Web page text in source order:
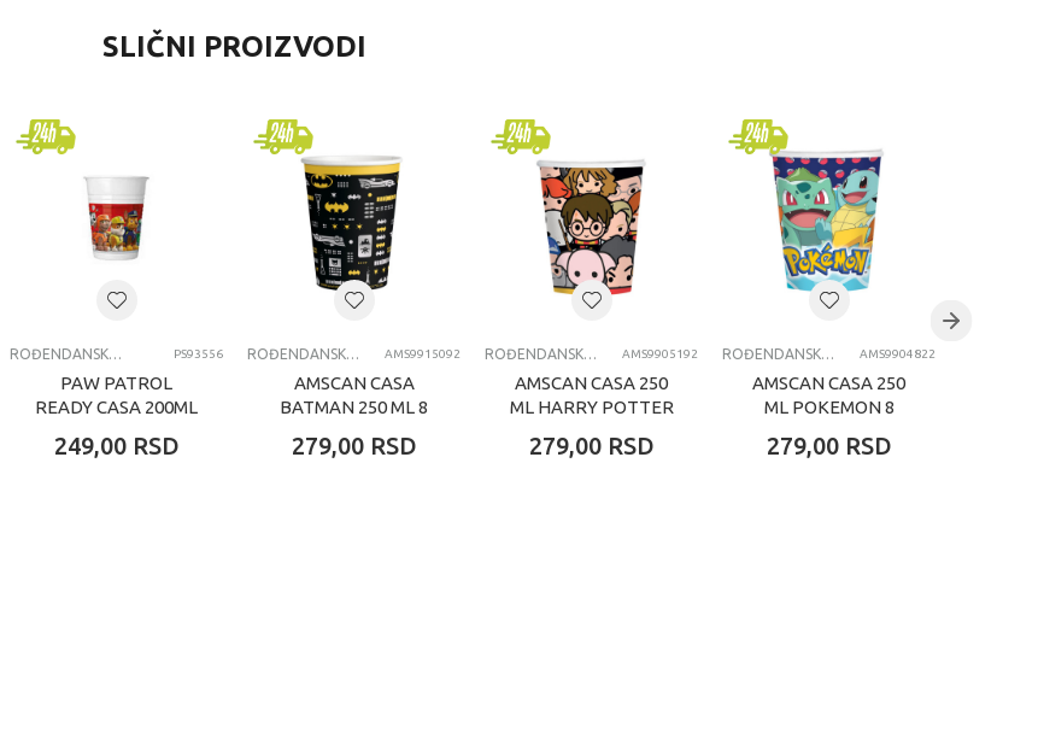
Rođendanske čaše
Disney
univerzalno
SLIČNI PROIZVODI
ROĐENDANSKE ČAŠE PS93556
PAW PATROL
READY CASA 200ML
249,00 RSD
ROĐENDANSKE ČAŠE AMS9915092
AMSCAN CASA
BATMAN 250 ML 8
279,00 RSD
ROĐENDANSKE ČAŠE AMS9905192
AMSCAN CASA 250
ML HARRY POTTER
279,00 RSD
ROĐENDANSKE ČAŠE AMS9904822
AMSCAN CASA 250
ML POKEMON 8
279,00 RSD